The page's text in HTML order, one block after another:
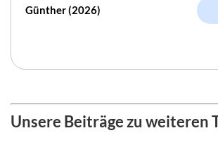
Günther (2026)
Unsere Beiträge zu weiteren